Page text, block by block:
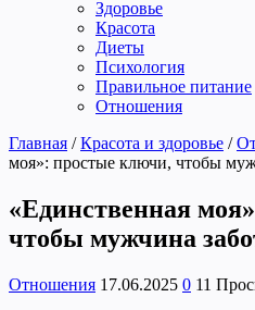
Здоровье
Красота
Диеты
Психология
Правильное питание
Отношения
Главная / Красота и здоровье /
моя»: простые ключи, чтобы
«Единственная
чтобы мужчина
Отношения 17.06.2025 0 11